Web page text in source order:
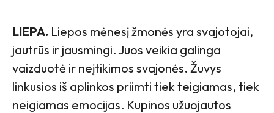
LIEPA. Liepos mėnesį žmonės yra svajotojai,
jautrūs ir jausmingi. Juos veikia galinga
vaizduotė ir neįtikimos svajonės. Žuvys
linkusios iš aplinkos priimti tiek teigiamas, tiek
neigiamas emocijas. Kupinos užuojautos